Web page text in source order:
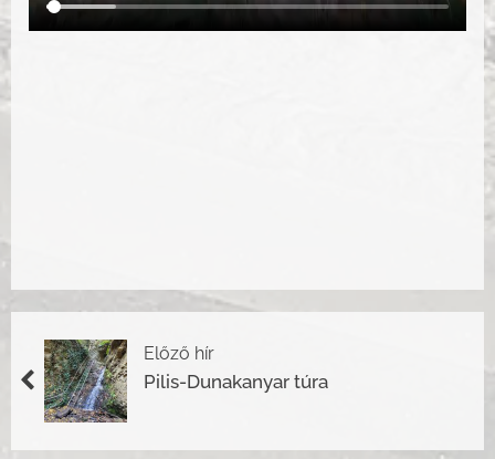
Előző hír
Pilis-Dunakanyar túra